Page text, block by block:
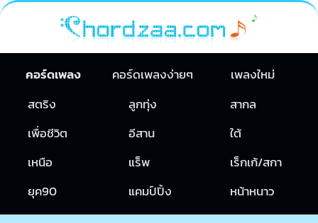
คอร์ดเพลง คอร์ดเพลงง่ายๆ
เพลงใหม่
สตริง
ลูกทุ่ง
สากล
เพื่อชีวิต
อีสาน
ใต้
เหนือ
แร็พ
เร็กเก้/สกา
ยุค90
แคมป์ปิ้ง หน้าหนาว